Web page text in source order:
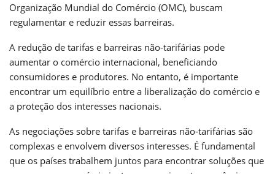
Organização Mundial do Comércio (OMC), buscam
regulamentar e reduzir essas barreiras.
A redução de tarifas e barreiras não-tarifárias pode
aumentar o comércio internacional, beneficiando
consumidores e produtores. No entanto, é importante
encontrar um equilíbrio entre a liberalização do comércio e
a proteção dos interesses nacionais.
As negociações sobre tarifas e barreiras não-tarifárias são
complexas e envolvem diversos interesses. É fundamental
que os países trabalhem juntos para encontrar soluções que